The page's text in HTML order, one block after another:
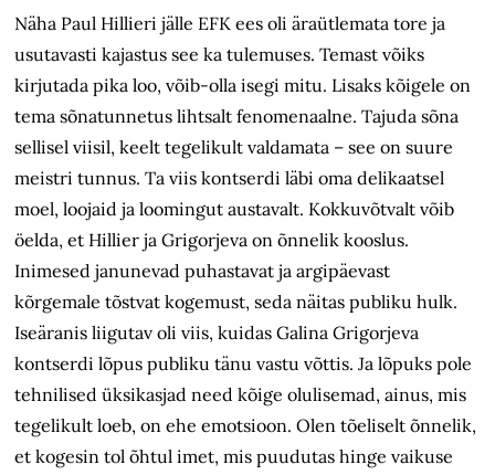
Näha Paul Hillieri jälle EFK ees oli äraütlemata tore ja
usutavasti kajastus see ka tulemuses. Temast võiks
kirjutada pika loo, võib-olla isegi mitu. Lisaks kõigele on
tema sõnatunnetus lihtsalt fenomenaalne. Tajuda sõna
sellisel viisil, keelt tegelikult valdamata – see on suure
meistri tunnus. Ta viis kontserdi läbi oma delikaatsel
moel, loojaid ja loomingut austavalt. Kokkuvõtvalt võib
öelda, et Hillier ja Grigorjeva on õnnelik kooslus.
Inimesed janunevad puhastavat ja argipäevast
kõrgemale tõstvat kogemust, seda näitas publiku hulk.
Iseäranis liigutav oli viis, kuidas Galina Grigorjeva
kontserdi lõpus publiku tänu vastu võttis. Ja lõpuks pole
tehnilised üksikasjad need kõige olulisemad, ainus, mis
tegelikult loeb, on ehe emotsioon. Olen tõeliselt õnnelik,
et kogesin tol õhtul imet, mis puudutas hinge vaikuse